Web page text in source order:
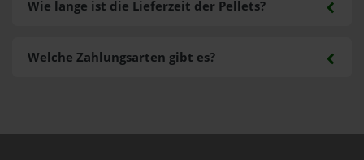
Welche Zahlungsarten gibt es?
Wie lange ist die Lieferzeit der Pellets?